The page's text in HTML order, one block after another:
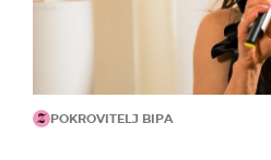
POKROVITELJ BIPA